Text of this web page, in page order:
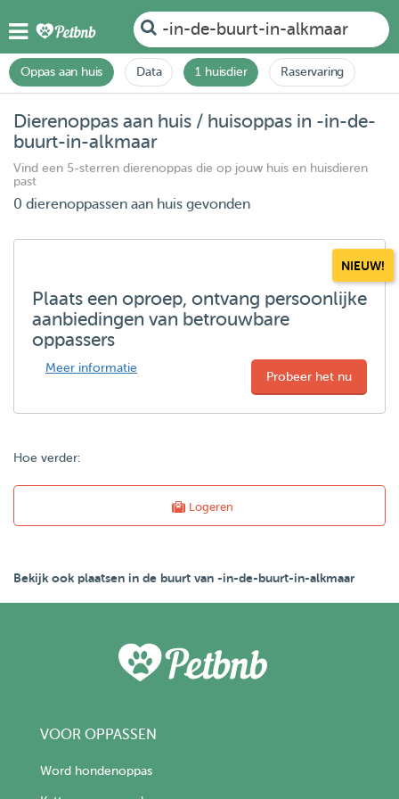
-in-de-buurt-in-alkmaar
Oppas aan huis Data 1 huisdier Raservaring
Dierenoppas aan huis / huisoppas in -in-de-
buurt-in-alkmaar
Vind een 5-sterren dierenoppas die op jouw huis en huisdieren
past
0 dierenoppassen aan huis gevonden
NIEUW!
Plaats een oproep, ontvang persoonlijke
aanbiedingen van betrouwbare
oppassers
Meer informatie
Probeer het nu
Hoe verder:
Logeren
Bekijk ook plaatsen in de buurt van -in-de-buurt-in-alkmaar
VOOR OPPASSEN
Word hondenoppas